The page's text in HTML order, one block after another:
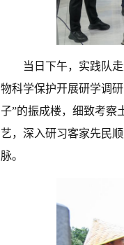
当日下午，实践队
物科学保护开展研学调
子”的振成楼，细致考察
艺，深入研习客家先民
脉。